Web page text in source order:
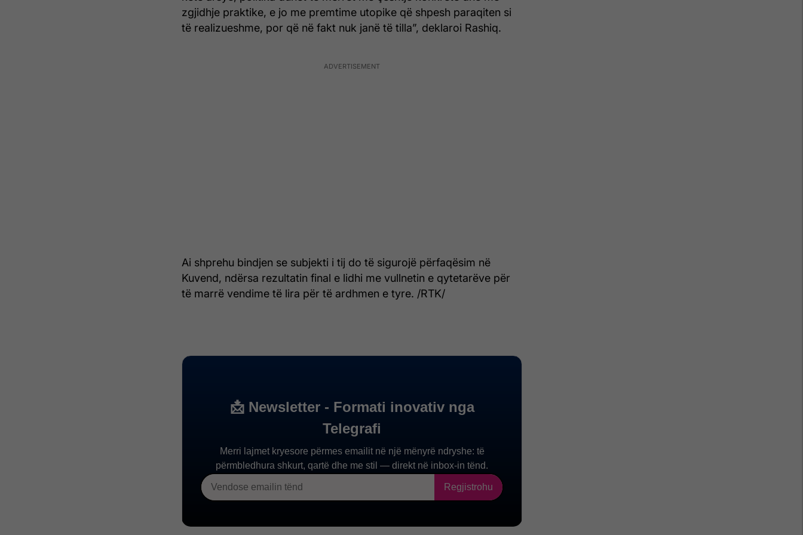
zgjidhje praktike, e jo me premtime utopike që shpesh paraqiten si
të realizueshme, por që në fakt nuk janë të tilla”, deklaroi Rashiq.
Ai shprehu bindjen se subjekti i tij do të sigurojë përfaqësim në
Kuvend, ndërsa rezultatin final e lidhi me vullnetin e qytetarëve për
të marrë vendime të lira për të ardhmen e tyre. /RTK/